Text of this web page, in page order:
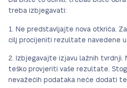
treba izbjegavati:
Ne predstavljajte nova otkrića.
cilj procijeniti rezultate navedene
Izbjegavajte izjavu lažnih tvrdnji.
teško provjeriti vaše rezultate.
nevažećih podataka neće dodati